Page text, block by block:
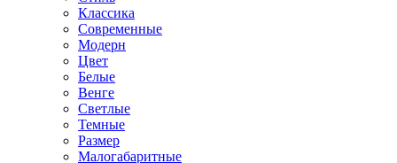
Классика
Современные
Модерн
Цвет
Белые
Венге
Светлые
Темные
Размер
Малогабаритные